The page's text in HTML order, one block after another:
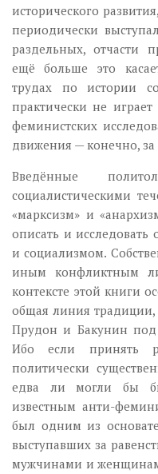
исторического
периодически
раздельных, отчасти
ещё больше это
трудах по истории
практически не
феминистских
движения — конечно,
Введённые
социалистическими
«марксизм» и
описать и
и социализмом.
иным конфликтным
контексте этой книги
общая линия традиции,
Прудон и Бакунин
Ибо если принять
политически
едва ли могли бы
известным анти-
был одним из
выступавших за
мужчинами и